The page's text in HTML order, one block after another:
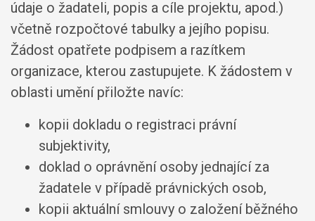
údaje o žadateli, popis a cíle projektu, apod.)
včetně rozpočtové tabulky a jejího popisu.
Žádost opatřete podpisem a razítkem
organizace, kterou zastupujete. K žádostem v
oblasti umění přiložte navíc:
kopii dokladu o registraci právní
subjektivity,
doklad o oprávnění osoby jednající za
žadatele v případě právnických osob,
kopii aktuální smlouvy o založení běžného